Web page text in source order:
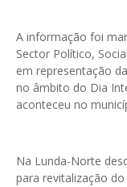
A informação foi
Sector Político,
em representação
no âmbito do Dia
aconteceu no
Na Lunda-Norte
para revitalização